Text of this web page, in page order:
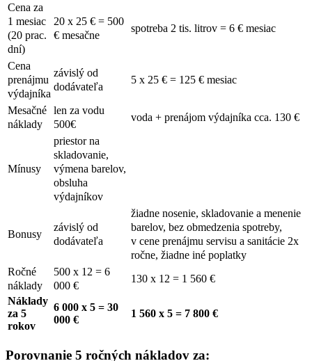
Cena za
1 mesiac
(20 prac.
dní)
20 x 25 € = 500
€ mesačne
spotreba 2 tis. litrov = 6 € mesiac
Cena
prenájmu
výdajníka
závislý od
dodávateľa
5 x 25 € = 125 € mesiac
Mesačné
náklady
len za vodu
500€
voda + prenájom výdajníka cca. 130 €
Mínusy
priestor na
skladovanie,
výmena barelov,
obsluha
výdajníkov
Bonusy
závislý od
dodávateľa
žiadne nosenie, skladovanie a menenie
barelov, bez obmedzenia spotreby,
v cene prenájmu servisu a sanitácie 2x
ročne, žiadne iné poplatky
Ročné
náklady
500 x 12 = 6
000 €
130 x 12 = 1 560 €
Náklady
za 5
rokov
6 000 x 5 = 30
000 €
1 560 x 5 = 7 800 €
Porovnanie 5 ročných nákladov za: